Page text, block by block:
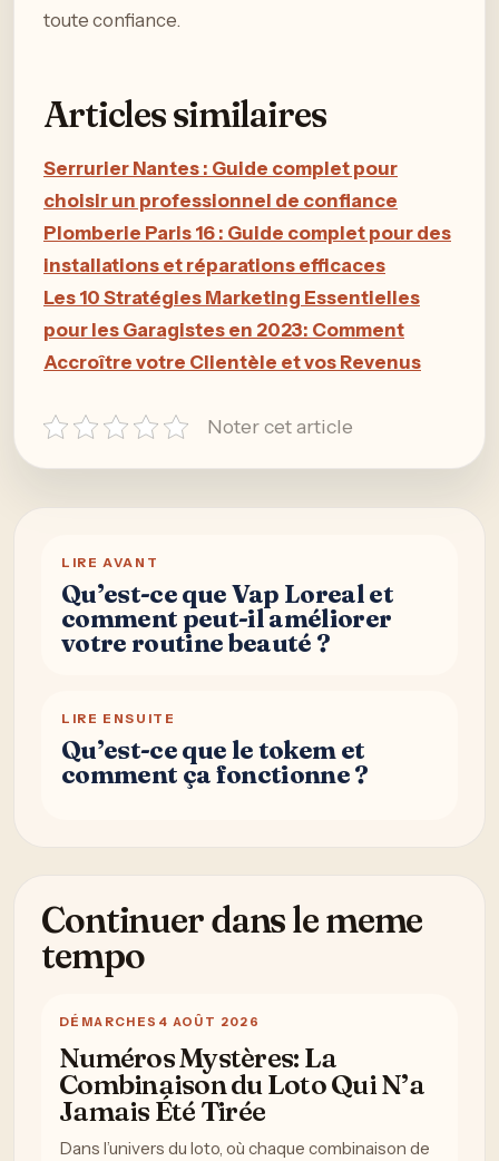
toute confiance.
Articles similaires
Serrurier Nantes : Guide complet pour
choisir un professionnel de confiance
Plomberie Paris 16 : Guide complet pour des
installations et réparations efficaces
Les 10 Stratégies Marketing Essentielles
pour les Garagistes en 2023: Comment
Accroître votre Clientèle et vos Revenus
Noter cet article
LIRE AVANT
Qu’est-ce que Vap Loreal et
comment peut-il améliorer
votre routine beauté ?
LIRE ENSUITE
Qu’est-ce que le tokem et
comment ça fonctionne ?
Continuer dans le meme
tempo
DÉMARCHES 4 AOÛT 2026
Numéros Mystères: La
Combinaison du Loto Qui N’a
Jamais Été Tirée
Dans l’univers du loto, où chaque combinaison de